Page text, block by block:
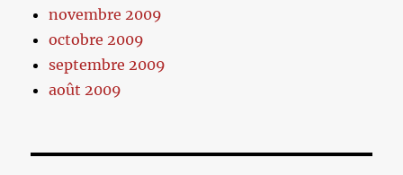
novembre 2009
octobre 2009
septembre 2009
août 2009